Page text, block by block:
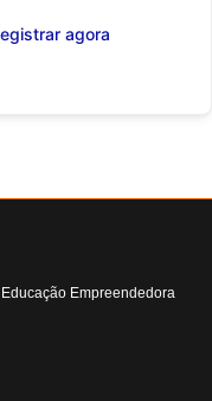
agora
Empreendedora